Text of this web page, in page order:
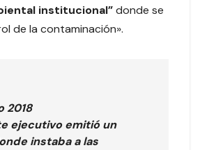
institucional”donde se
de la contaminación».
2018
ejecutivo emitió un
instaba a las